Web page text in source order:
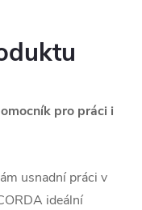
pro práci i
usnadní práci v
ideální